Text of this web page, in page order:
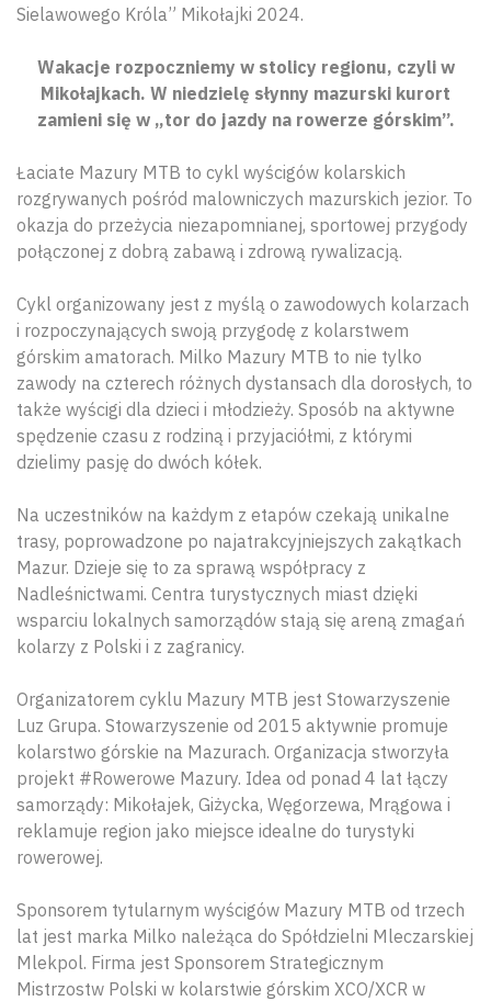
Sielawowego Króla” Mikołajki 2024.
Wakacje rozpoczniemy w stolicy regionu, czyli w
Mikołajkach. W niedzielę słynny mazurski kurort
zamieni się w „tor do jazdy na rowerze górskim”.
Łaciate Mazury MTB to cykl wyścigów kolarskich
rozgrywanych pośród malowniczych mazurskich jezior. To
okazja do przeżycia niezapomnianej, sportowej przygody
połączonej z dobrą zabawą i zdrową rywalizacją.
Cykl organizowany jest z myślą o zawodowych kolarzach
i rozpoczynających swoją przygodę z kolarstwem
górskim amatorach. Milko Mazury MTB to nie tylko
zawody na czterech różnych dystansach dla dorosłych, to
także wyścigi dla dzieci i młodzieży. Sposób na aktywne
spędzenie czasu z rodziną i przyjaciółmi, z którymi
dzielimy pasję do dwóch kółek.
Na uczestników na każdym z etapów czekają unikalne
trasy, poprowadzone po najatrakcyjniejszych zakątkach
Mazur. Dzieje się to za sprawą współpracy z
Nadleśnictwami. Centra turystycznych miast dzięki
wsparciu lokalnych samorządów stają się areną zmagań
kolarzy z Polski i z zagranicy.
Organizatorem cyklu Mazury MTB jest Stowarzyszenie
Luz Grupa. Stowarzyszenie od 2015 aktywnie promuje
kolarstwo górskie na Mazurach. Organizacja stworzyła
projekt #Rowerowe Mazury. Idea od ponad 4 lat łączy
samorządy: Mikołajek, Giżycka, Węgorzewa, Mrągowa i
reklamuje region jako miejsce idealne do turystyki
rowerowej.
Sponsorem tytularnym wyścigów Mazury MTB od trzech
lat jest marka Milko należąca do Spółdzielni Mleczarskiej
Mlekpol. Firma jest Sponsorem Strategicznym
Mistrzostw Polski w kolarstwie górskim XCO/XCR w